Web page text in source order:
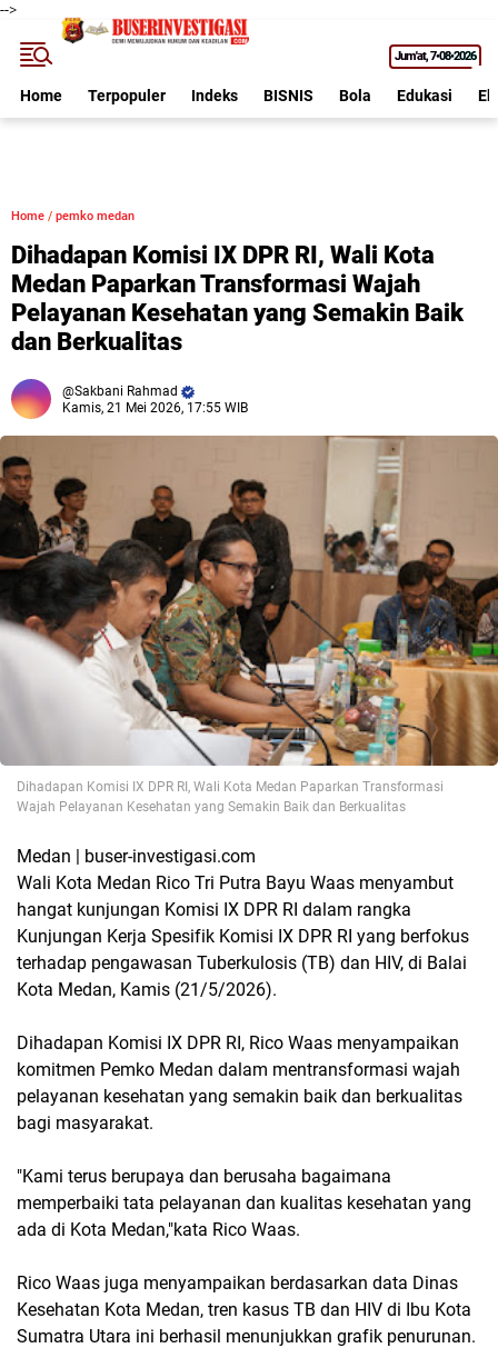
-->
Jum'at 7•08•2026
Home Terpopuler Indeks BISNIS Bola Edukasi
Home / pemko medan
Dihadapan Komisi IX DPR RI, Wali Kota
Medan Paparkan Transformasi Wajah
Pelayanan Kesehatan yang Semakin Baik
dan Berkualitas
Sakbani Rahmad
Kamis, 21 Mei 2026, 17:55 WIB
Dihadapan Komisi IX DPR RI, Wali Kota Medan Paparkan Transformasi
Wajah Pelayanan Kesehatan yang Semakin Baik dan Berkualitas
Medan | buser-investigasi.com
Wali Kota Medan Rico Tri Putra Bayu Waas menyambut
hangat kunjungan Komisi IX DPR RI dalam rangka
Kunjungan Kerja Spesifik Komisi IX DPR RI yang berfokus
terhadap pengawasan Tuberkulosis (TB) dan HIV, di Balai
Kota Medan, Kamis (21/5/2026).
Dihadapan Komisi IX DPR RI, Rico Waas menyampaikan
komitmen Pemko Medan dalam mentransformasi wajah
pelayanan kesehatan yang semakin baik dan berkualitas
bagi masyarakat.
"Kami terus berupaya dan berusaha bagaimana
memperbaiki tata pelayanan dan kualitas kesehatan yang
ada di Kota Medan,"kata Rico Waas.
Rico Waas juga menyampaikan berdasarkan data Dinas
Kesehatan Kota Medan, tren kasus TB dan HIV di Ibu Kota
Sumatra Utara ini berhasil menunjukkan grafik penurunan.